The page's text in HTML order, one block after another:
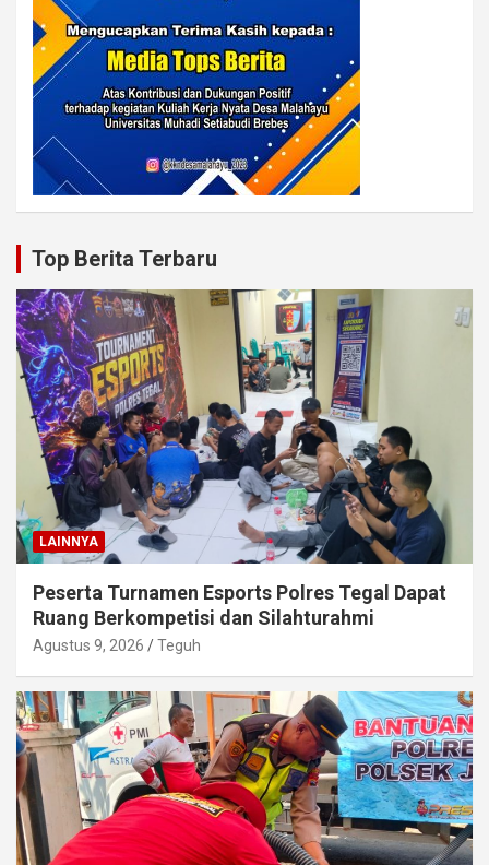
Top Berita Terbaru
LAINNYA
Peserta Turnamen Esports Polres Tegal Dapat
Ruang Berkompetisi dan Silahturahmi
Agustus 9, 2026 Teguh